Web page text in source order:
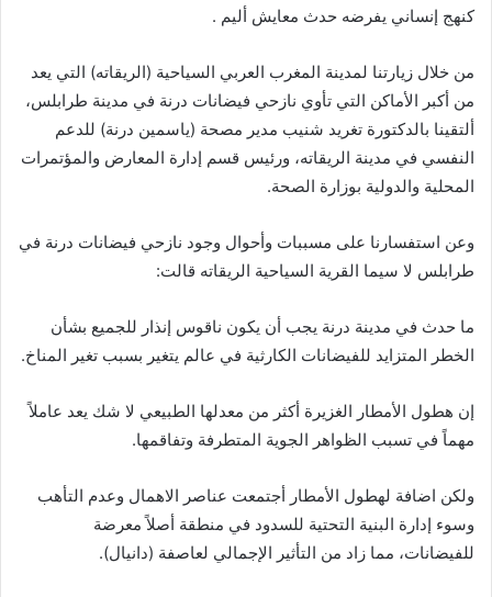
كنهج إنساني يفرضه حدث معايش أليم .
من خلال زيارتنا لمدينة المغرب العربي السياحية (الريقاته) التي يعد
من اكبر الأماكن التي تأوي نازحي فيضانات درنة في مدينة طرابلس،
التقينا بالدكتورة تغريد شنيب مدير مصحة (ياسمين درنة) للدعم
النفسي في مدينة الريقاته، ورئيس قسم ادارة المعارض والموتمرات
المحلية والدولية بوزارة الصحة.
وعن استفسارنا على مسببات وأحوال وجود نازحي فيضانات درنة في
طرابلس لا سيما القرية السياحية الريقاته قالت:
ما حدث في مدينة درنة يجب أن يكون ناقوس انذار للجميع بشان
الخطر المتزايد للفيضانات الكارثية في عالم يتغير بسبب تغير المناخ.
إن هطول الأمطار الغزيرة اكثر من معدلها الطبيعي لا شك يعد عاملاً
مهماً في تسبب الظواهر الجوية المتطرفة وتفاقمها.
ولكن اضافة لهطول الأمطار اجتمعت عناصر الاهمال وعدم التاهب
وسوء ادارة البنية التحتية للسدود في منطقة اصلاً معرضة
للفيضانات، مما زاد من التاثير الإجمالي لعاصفة (دانيال).